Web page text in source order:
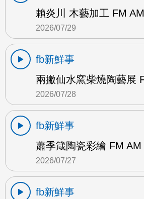
賴炎川 木藝加工 FM AM
2026/07/29
fb新鮮事
兩撇仙水窯柴燒陶藝展
2026/07/28
fb新鮮事
蕭季箴陶瓷彩繪 FM AM
2026/07/27
fb新鮮事